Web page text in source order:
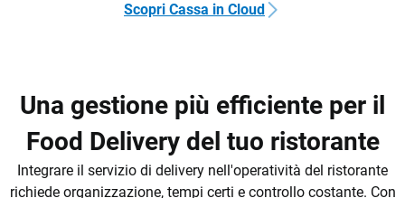
Scopri Cassa in Cloud
Una gestione più efficiente per il
Food Delivery del tuo ristorante
Integrare il servizio di delivery nell'operatività del ristorante
richiede organizzazione, tempi certi e controllo costante. Con